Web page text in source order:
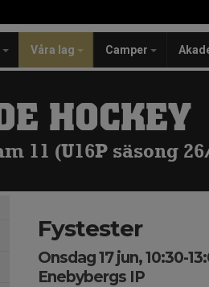
Våra lag Camper
HOCKEY
11 (U16P säsong
Fystester
Onsdag 17 jun, 10:30-
Enebybergs IP